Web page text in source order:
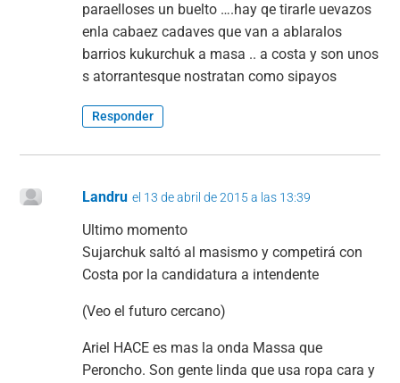
paraelloses un buelto ….hay qe tirarle uevazos
enla cabaez cadaves que van a ablaralos
barrios kukurchuk a masa .. a costa y son unos
s atorrantesque nostratan como sipayos
Responder
Landru el 13 de abril de 2015 a las 13:39
Ultimo momento
Sujarchuk saltó al masismo y competirá con
Costa por la candidatura a intendente
(Veo el futuro cercano)
Ariel HACE es mas la onda Massa que
Peroncho. Son gente linda que usa ropa cara y